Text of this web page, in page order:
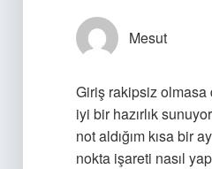
Mesut
Giriş rakipsiz olmasa
iyi bir hazırlık
not aldığım kısa bir
nokta işareti nasıl